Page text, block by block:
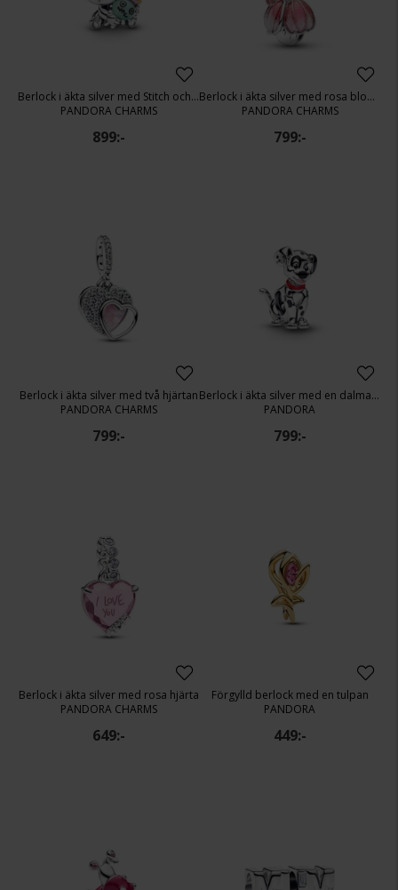
Berlock i äkta silver med Stitch och Scrump
PANDORA CHARMS
899:-
Berlock i äkta silver med rosa blomblad
PANDORA CHARMS
799:-
Berlock i äkta silver med två hjärtan
PANDORA CHARMS
799:-
Berlock i äkta silver med en dalmatin
PANDORA
799:-
Berlock i äkta silver med rosa hjärta
PANDORA CHARMS
649:-
Förgylld berlock med en tulpan
PANDORA
449:-